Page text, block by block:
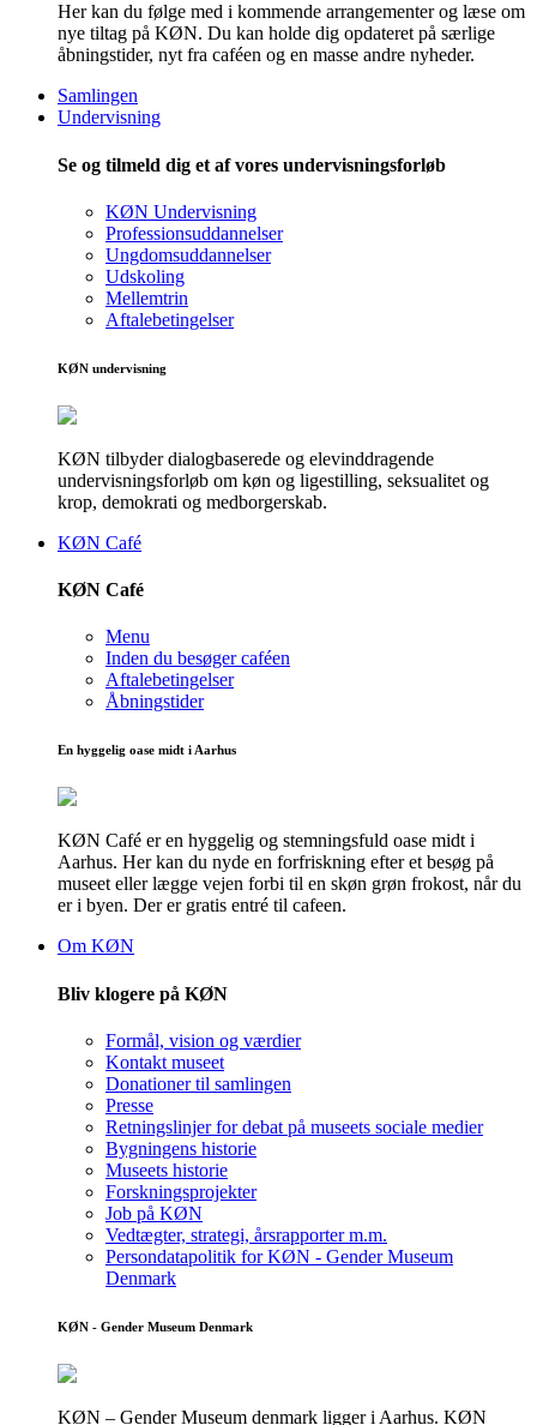
Her kan du følge med i kommende arrangementer og læse om
nye tiltag på KØN. Du kan holde dig opdateret på særlige
åbningstider, nyt fra caféen og en masse andre nyheder.
Samlingen
Undervisning
Se og tilmeld dig et af vores undervisningsforløb
KØN Undervisning
Professionsuddannelser
Ungdomsuddannelser
Udskoling
Mellemtrin
Aftalebetingelser
KØN undervisning
KØN tilbyder dialogbaserede og elevinddragende
undervisningsforløb om køn og ligestilling, seksualitet og
krop, demokrati og medborgerskab.
KØN Café
KØN Café
Menu
Inden du besøger caféen
Aftalebetingelser
Åbningstider
En hyggelig oase midt i Aarhus
KØN Café er en hyggelig og stemningsfuld oase midt i
Aarhus. Her kan du nyde en forfriskning efter et besøg på
museet eller lægge vejen forbi til en skøn grøn frokost, når du
er i byen. Der er gratis entré til cafeen.
Om KØN
Bliv klogere på KØN
Formål, vision og værdier
Kontakt museet
Donationer til samlingen
Presse
Retningslinjer for debat på museets sociale medier
Bygningens historie
Museets historie
Forskningsprojekter
Job på KØN
Vedtægter, strategi, årsrapporter m.m.
Persondatapolitik for KØN - Gender Museum
Denmark
KØN - Gender Museum Denmark
KØN – Gender Museum denmark ligger i Aarhus. KØN